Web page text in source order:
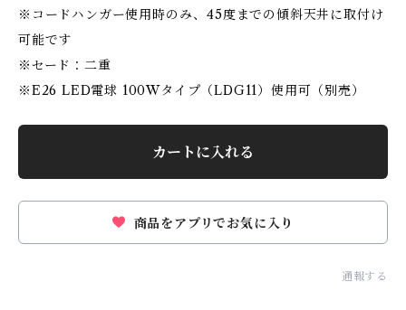
※コードハンガー使用時のみ、45度までの傾斜天井に取付け
可能です
※セード：二重
※E26 LED電球 100Wタイプ（LDG11）使用可（別売）
カートに入れる
商品をアプリでお気に入り
通報する